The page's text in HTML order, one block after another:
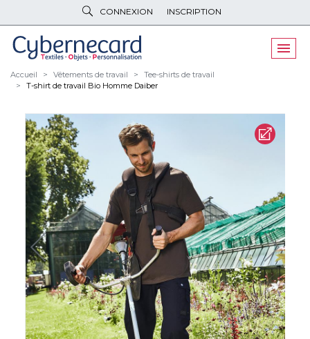
CONNEXION INSCRIPTION
VÊTEMENTSDE TRAVAIL
VÊTEMENTS D'IMAGE
OBJETS& HIGH-TECH
PELUCHES& GOODIES
LINGE DEMAISON
NOUVEAUTÉS
RESPONSABLE
PROMOS
CYBERNECARD
LA SOCIÉTÉ
Accueil Vêtements de travail
Tee-shirts de travail
T-shirt de travail Bio Homme Daiber